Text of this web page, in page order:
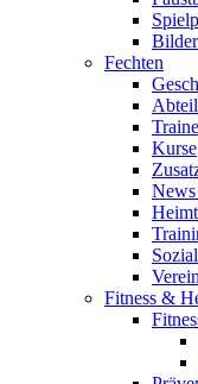
Fechten
Kurse
News
Fitness &